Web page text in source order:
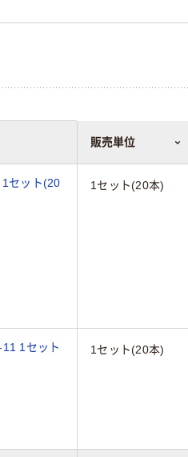
販売単位
セット(20
1セット(20本)
1セット
1セット(20本)